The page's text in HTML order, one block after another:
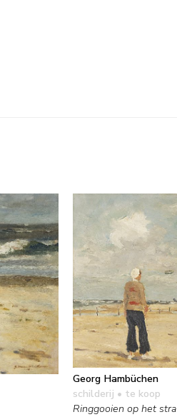
Georg Hambüchen
schilderij • te koop
Ringgooien op het